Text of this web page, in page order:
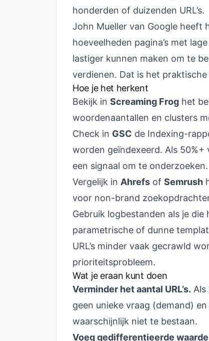
honderden of duizenden URL’s.
John Mueller van Google heeft
hoeveelheden pagina’s met
lastiger kunnen maken om te
verdienen. Dat is het
Hoe je het herkent
Bekijk in Screaming Frog het
woordenaantallen en clusters
Check in GSC de Indexing-
worden geïndexeerd. Als
een signaal om te onderzoeken.
Vergelijk in Ahrefs of Semrush
voor non-brand
Gebruik logbestanden als je
parametrische of dunne
URL’s minder vaak gecrawld
prioriteitsprobleem.
Wat je eraan kunt doen
Verminder het aantal URL’s.
geen unieke vraag (demand)
waarschijnlijk niet te bestaan.
Voeg gedifferentieerde